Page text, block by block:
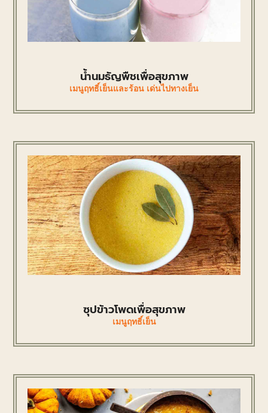
น้ำนมธัญพืชเพื่อสุขภาพ
เมนูฤทธิ์เย็นและร้อน เด่นไปทางเย็น
ซุปข้าวโพดเพื่อสุขภาพ
เมนูฤทธิ์เย็น